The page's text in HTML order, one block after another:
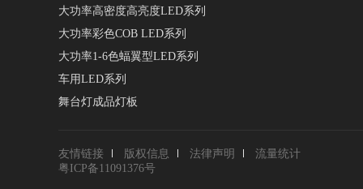
大功率高密度高亮度LED系列
大功率彩色COB LED系列
大功率1-6色蝠翼型LED系列
车用LED系列
舞台灯成品灯板
友情链接 版权信息 法律声明
流量统计
粤ICP备11091376号